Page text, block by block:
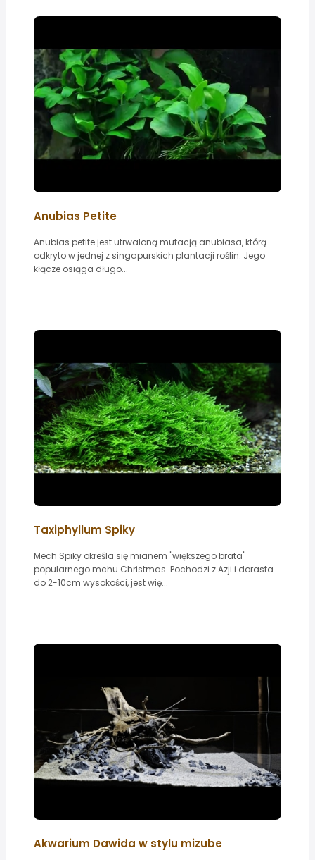
Anubias Petite
Anubias petite jest utrwaloną mutacją anubiasa, którą
odkryto w jednej z singapurskich plantacji roślin. Jego
kłącze osiąga długo...
Taxiphyllum Spiky
Mech Spiky określa się mianem "większego brata"
popularnego mchu Christmas. Pochodzi z Azji i dorasta
do 2-10cm wysokości, jest wię...
Akwarium Dawida w stylu mizube